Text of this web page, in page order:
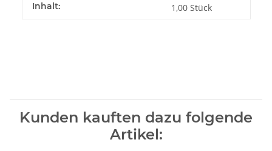
Inhalt: 1,00 Stück
Kunden kauften dazu folgende
Artikel: